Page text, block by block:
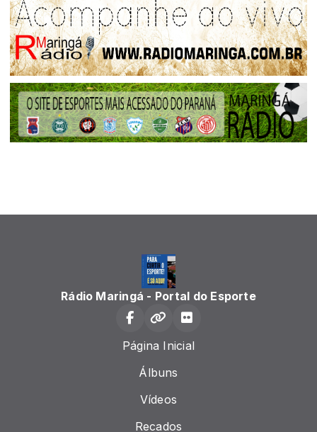
Rádio Maringá - Portal do Esporte
Página Inicial
Álbuns
Vídeos
Recados